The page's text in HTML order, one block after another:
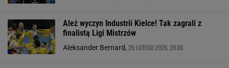
Ależ wyczyn Industrii Kielce! Tak zagrali z
finalistą Ligi Mistrzów
Aleksander Bernard, 26 LUTEGO 2026, 20:36